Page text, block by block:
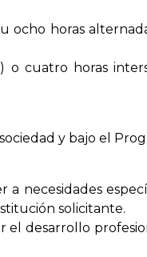
ocho horas
o cuatro horas
y bajo el
a necesidades
solicitante.
el desarrollo